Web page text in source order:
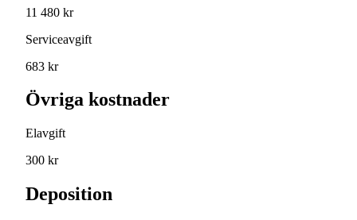
11 480 kr
Serviceavgift
683 kr
Övriga kostnader
Elavgift
300 kr
Deposition